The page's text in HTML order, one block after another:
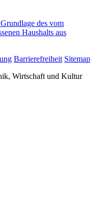
des vom
Haushalts aus
Barrierefreiheit Sitemap
Wirtschaft und Kultur